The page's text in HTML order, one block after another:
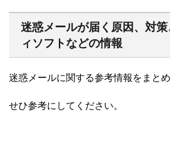
迷惑メールが届く原因、対
ィソフトなどの情報
迷惑メールに関する参考情報をまとめ
せひ参考にしてください。